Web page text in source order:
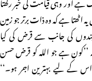
ہے کہ وہ ذات برتر جو زمین
کی جانب سے قرض کی کیا
’’کون ہے جو اللہ کو قرض حسن
کے لیے بہترین اجر ہو۔‘‘